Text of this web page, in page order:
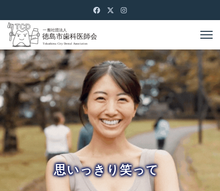
思いっきり笑って